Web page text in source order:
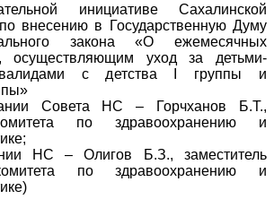
инициативе Сахалинской
внесению в Государственную Думу
закона «О ежемесячных
осуществляющим уход за детьми-
с детства I группы и
Совета НС – Горчханов Б.Т.,
по здравоохранению и
НС – Олигов Б.З., заместитель
по здравоохранению и